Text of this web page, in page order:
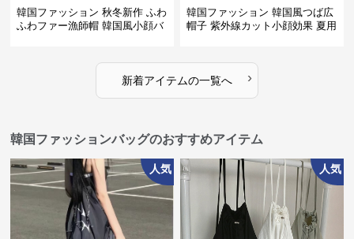
韓国ファッション 秋冬新作 ふわ
ふわファー漁師帽 韓国風小顔バ
韓国ファッション 韓国風つば広
帽子 紫外線カット小顔効果 夏用
新着アイテムの一覧へ ›
韓国ファッションバッグのおすすめアイテム
人気 人気